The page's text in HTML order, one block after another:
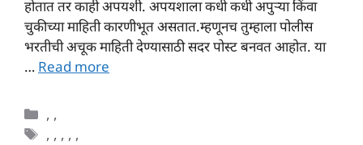
होतात तर काही अपयशी. अपयशाला कधी कधी अपुऱ्या किंवा
चुकीच्या माहिती कारणीभूत असतात.म्हणूनच तुम्हाला पोलीस
भरतीची अचूक माहिती देण्यासाठी सदर पोस्ट बनवत आहोत. या
… Read more
Categories
, ,
Tags
, , , , ,